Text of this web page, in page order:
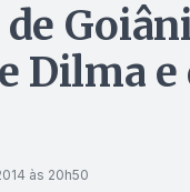
Dilma
às 20h50